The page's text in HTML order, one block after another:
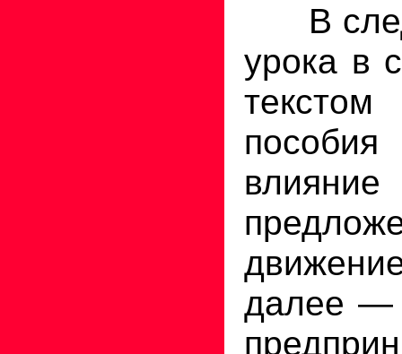
В
урока в
пособия
далее —